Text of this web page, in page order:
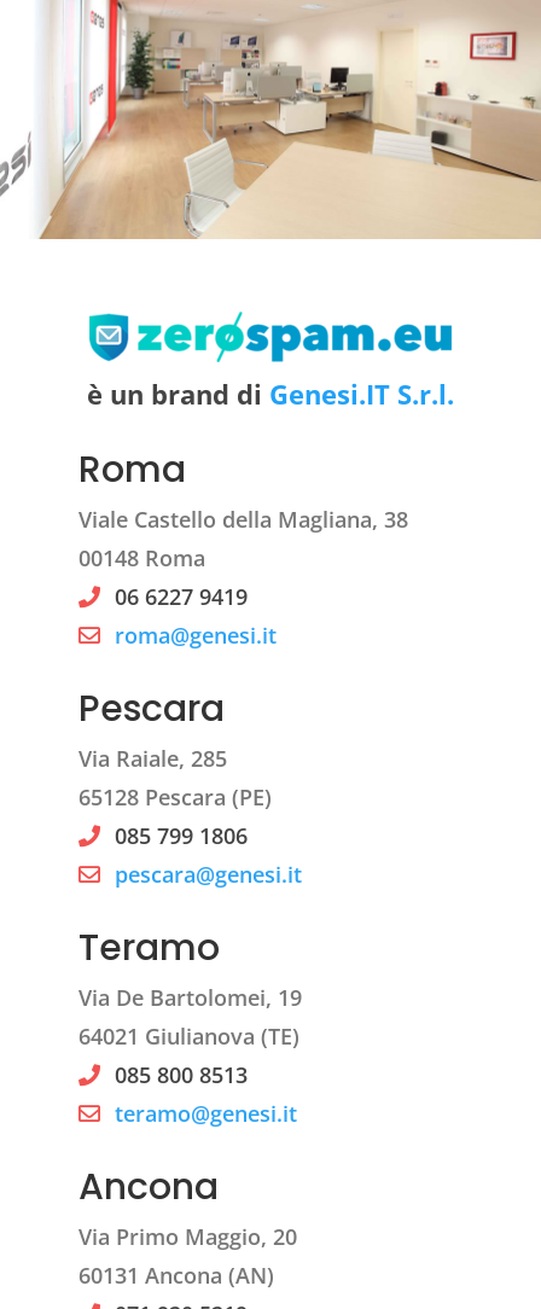
è un brand di Genesi.IT S.r.l.
Roma
Viale Castello della Magliana, 38
00148 Roma
06 6227 9419
roma@genesi.it
Pescara
Via Raiale, 285
65128 Pescara (PE)
085 799 1806
pescara@genesi.it
Teramo
Via De Bartolomei, 19
64021 Giulianova (TE)
085 800 8513
teramo@genesi.it
Ancona
Via Primo Maggio, 20
60131 Ancona (AN)